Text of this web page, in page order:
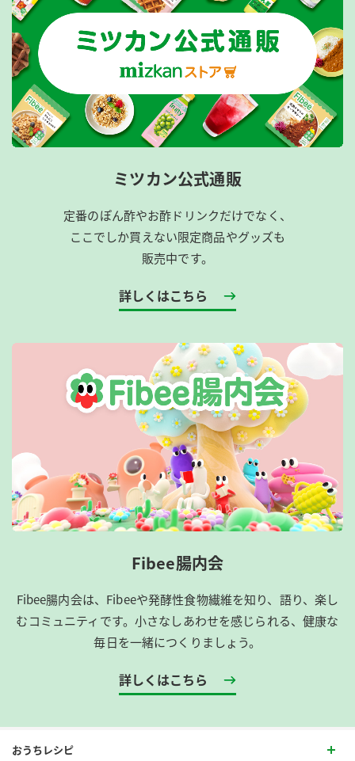
ミツカン公式通販
定番のぽん酢やお酢ドリンクだけでなく、
ここでしか買えない限定商品やグッズも
販売中です。
詳しくはこちら
Fibee腸内会
Fibee腸内会は、​Fibeeや発酵性食物繊維を知り、語り、楽し
むコミュニティです。​小さなしあわせを感じられる、健康な
毎日を一緒につくりましょう。
詳しくはこちら
おうちレシピ